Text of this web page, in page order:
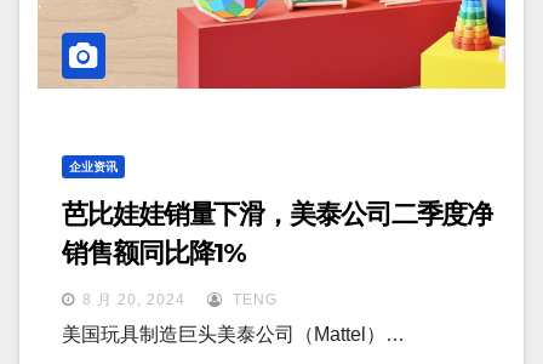
企业资讯
芭比娃娃销量下滑，美泰公司二季度净
销售额同比降1%
8 月 20, 2024 TENG
美国玩具制造巨头美泰公司（Mattel）…